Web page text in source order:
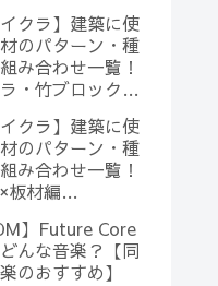
イクラ】建築に使
のパターン・種
み合わせ一覧！
・竹ブロック×
】
イクラ】建築に使
のパターン・種
み合わせ一覧！
板材編
】Future Core
んな音楽？【同
のおすすめ】